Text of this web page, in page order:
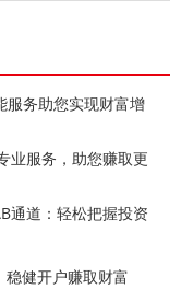
服务助您实现财富增
业服务，助您赚取更
通道：轻松把握投资
健开户赚取财富